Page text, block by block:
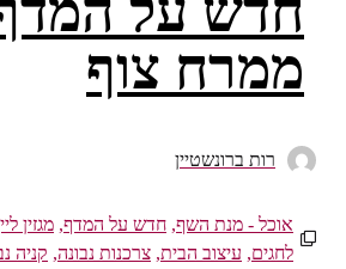
ממרח צוף
רות ברונשטיין
אוכל - מנת השף,חדש על המדף,מגזין לייף
לחגים,עיצוב הבית,צרכנות נבונה,קניה